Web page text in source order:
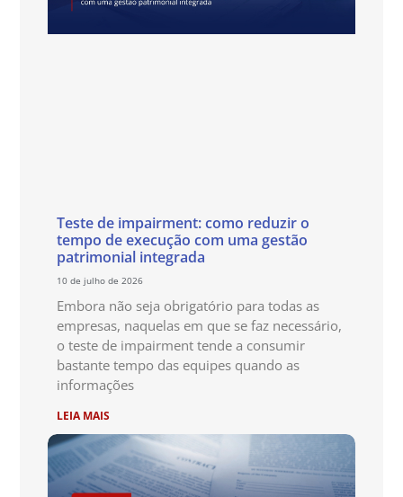
Teste de impairment: como reduzir o
tempo de execução com uma gestão
patrimonial integrada
10 de julho de 2026
Embora não seja obrigatório para todas as
empresas, naquelas em que se faz necessário,
o teste de impairment tende a consumir
bastante tempo das equipes quando as
informações
LEIA MAIS